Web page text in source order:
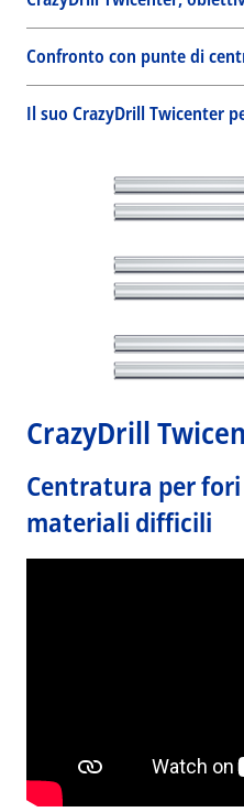
Confronto con punte di
Il suo CrazyDrill Twicenter
CrazyDrill
Centratura per
materiali difficili